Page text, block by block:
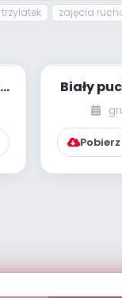
trzylatek
zajęcia
Biały